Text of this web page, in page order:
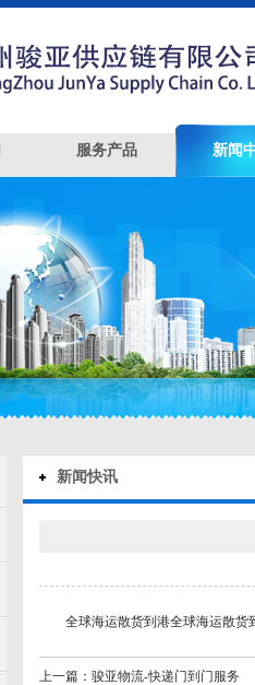
服务产品 新闻
新闻快讯
全球海运散货到港全球海运散
上一篇：骏亚物流-快递门到门服务